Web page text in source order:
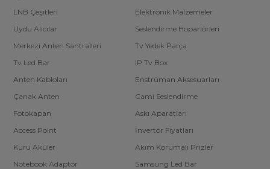
LNB Çeşitleri
Elektronik Malzemeler
Uydu Alıcılar
Seslendirme Hoparlörleri
Merkezi Anten Santralleri
Tv Yedek Parça
Tv Led Bar
IP Tv Box
Anten Kabloları
Enstrüman Aksesuarları
Çanak Anten
Cami Seslendirme
Fotokapan
Askı Aparatları
Access Point
İnvertör Fiyatları
Kuru Aküler
Akım Korumalı Prizler
Notebook Adaptör
Samsung Led Bar